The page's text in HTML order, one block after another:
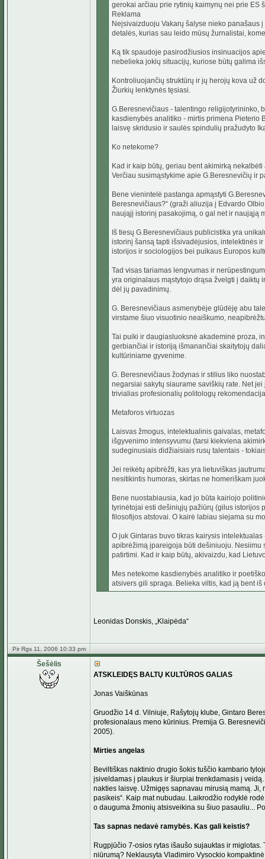
gerokai arčiau prie rytinių kaimynų nei prie ES
Reklama
Neįsivaizduoju Vakarų šalyse nieko panašaus
detalės, kurias sau leido mūsų žurnalistai,
Ką tik spaudoje pasirodžiusios insinuacijos
nebelieka jokių situacijų, kuriose būtų galima
Kontroliuojančių struktūrų ir jų herojų kova už
Žiurkių lenktynės tęsiasi.
G.Beresnevičiaus - talentingo religijotyrininko,
kasdienybės analitiko - mirtis primena Pieterio
laisvę skridusio ir saulės spindulių pražudyto
Ko netekome?
Kad ir kaip būtų, geriau bent akimirką
Verčiau susimąstykime apie G.Beresnevičių ir
Bene vienintelė pastanga apmąstyti
Beresnevičiaus?“ (graži aliuzija į Edvardo
naująjį istorinį pasakojimą, o gal net ir naująją
Iš tiesų G.Beresnevičiaus publicistika yra
istorinį šansą tapti išsivadėjusios, intelektinės
istorijos ir sociologijos bei puikaus Europos
Tad visas tariamas lengvumas ir
yra originalaus mąstytojo drąsa žvelgti į daiktų
dėl jų pavadinimų.
G. Beresnevičiaus asmenybėje glūdėję abu
virstame šiuo visuotinio neaiškumo,
Tai puiki ir daugiasluoksnė akademinė proza,
gerbiančiai ir istoriją išmanančiai skaitytojų
kultūriniame gyvenime.
G. Beresnevičiaus žodynas ir stilius liko
negarsiai sakytų siaurame saviškių rate. Net
trivialias profesionalių politologų
Metaforos virtuozas
Laisvas žmogus, intelektualinis gaivalas,
išgyvenimo intensyvumu (tarsi kiekviena
sudeginusiais didžiaisiais rusų talentais -
Jei reikėtų apibrėžti, kas yra lietuviškas
nesitikintis humoras, skirtas ne homeriškam
Bene nuostabiausia, kad jo būta kairiojo
tyrinėtojai esti dešiniųjų pažiūrų (gilus istorijos
filosofijos atstovai. O kairė labiau siejama su
O juk Gintaras buvo tikras kairysis
apibrėžimą įpareigoja būti dešiniuoju. Nesiimu
patirtimi. Kad ir kaip būtų, akivaizdu, kad
Mes netekome kasdienybės analitiko ir
atsivers gili spraga. Belieka viltis, kad ją bent
Leonidas Donskis, „Klaipėda“
Pir Rgs 11, 2006 10:33 pm
Šešėlis
ATSKLEIDĘS BALTŲ KULTŪROS GALIAS
Jonas Vaiškūnas
Gruodžio 14 d. Vilniuje, Rašytojų klube, Gintaro
profesionalaus meno kūrinius. Premija G.
2005).
Mirties angelas
Beviltiškas naktinio drugio šokis tuščio kambario
įsiveldamas į plaukus ir šiurpiai trenkdamasis į
nakties laisvę. Užmigęs sapnavau mirusią mamą.
pasikeis“. Kaip mat nubudau. Laikrodžio rodyklė
o dauguma žmonių atsisveikina su šiuo pasauliu...
Tas sapnas nedavė ramybės. Kas gali keistis?
Rugpjūčio 7-osios rytas išaušo sujauktas ir
niūrumą? Neklausyta Vladimiro Vysockio